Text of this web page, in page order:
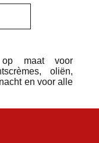
op maat voor
oliën,
en voor alle